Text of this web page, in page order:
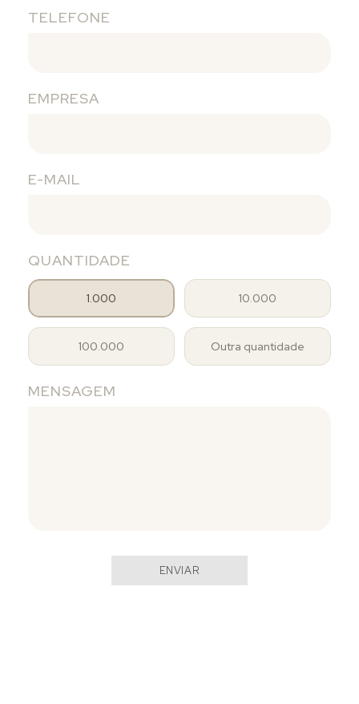
TELEFONE
EMPRESA
E-MAIL
QUANTIDADE
1.000 10.000
100.000 Outra quantidade
MENSAGEM
ENVIAR